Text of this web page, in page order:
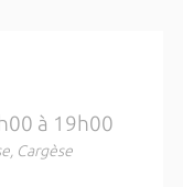
à 19h00
Cargèse